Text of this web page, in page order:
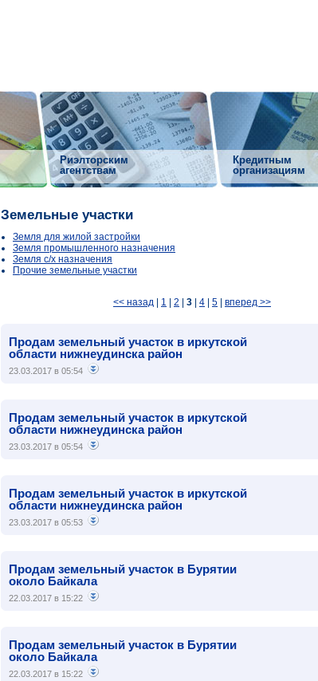
Риэлторским
агентствам
Кредитным
организациям
Земельные участки
Земля для жилой застройки
Земля промышленного назначения
Земля с/х назначения
Прочие земельные участки
<< назад 1 2 3 4 5 вперед >>
Продам земельный участок в иркутской
области нижнеудинска район
23.03.2017 в 05:54
Продам земельный участок в иркутской
области нижнеудинска район
23.03.2017 в 05:54
Продам земельный участок в иркутской
области нижнеудинска район
23.03.2017 в 05:53
Продам земельный участок в Бурятии
около Байкала
22.03.2017 в 15:22
Продам земельный участок в Бурятии
около Байкала
22.03.2017 в 15:22